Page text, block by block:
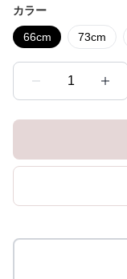
カラー
66cm 73cm
1